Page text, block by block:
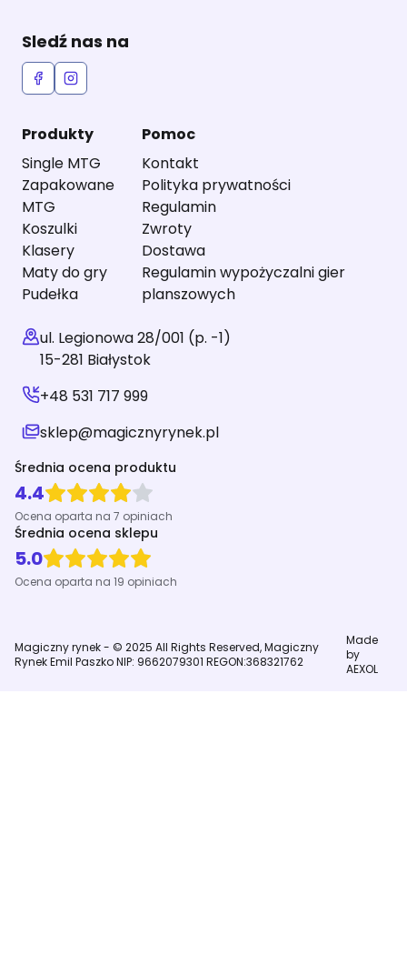
Sledź nas na
Produkty
Single MTG
Zapakowane
MTG
Koszulki
Klasery
Maty do gry
Pudełka
Pomoc
Kontakt
Polityka prywatności
Regulamin
Zwroty
Dostawa
Regulamin wypożyczalni gier
planszowych
ul. Legionowa 28/001 (p. -1)
15-281 Białystok
+48 531 717 999
sklep@magicznyrynek.pl
Średnia ocena produktu
4.4
Ocena oparta na 7 opiniach
Średnia ocena sklepu
5.0
Ocena oparta na 19 opiniach
Magiczny rynek - © 2025 All Rights Reserved, Magiczny
Rynek Emil Paszko NIP: 9662079301 REGON:368321762
Made
by
AEXOL